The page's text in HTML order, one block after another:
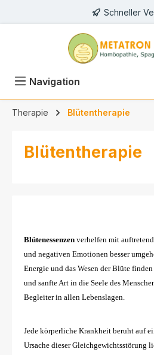
Schneller
Navigation
Therapie Blütentherapie
Blütentherapie
Blütenessenzen verhelfen mit
und negativen Emotionen besser
Energie und das Wesen der Blüte
und sanfte Art in die Seele des
Begleiter in allen Lebenslagen.
Jede körperliche Krankheit beruht auf
Ursache dieser Gleichgewichtsstörung